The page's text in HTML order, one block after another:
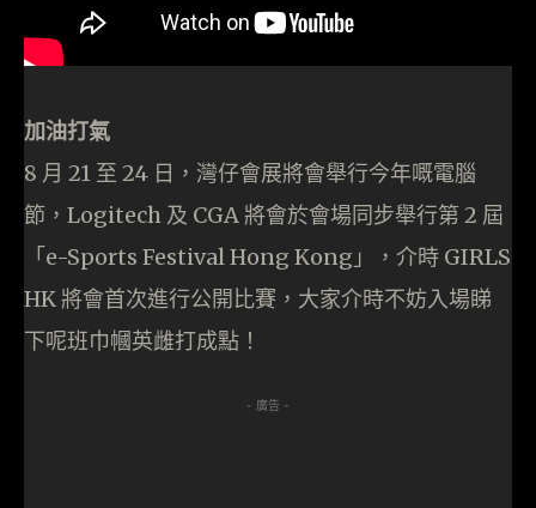
加油打氣
8 月 21 至 24 日，灣仔會展將會舉行今年嘅電腦
節，Logitech 及 CGA 將會於會場同步舉行第 2 屆
「e-Sports Festival Hong Kong」，介時 GIRLS
HK 將會首次進行公開比賽，大家介時不妨入場睇
下呢班巾幗英雌打成點！
- 廣告 -